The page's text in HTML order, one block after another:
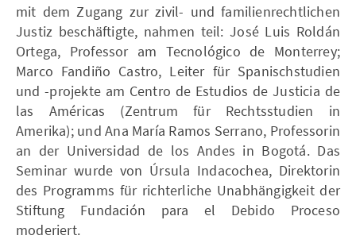
mit dem Zugang zur zivil- und familienrechtlichen
Justiz beschäftigte, nahmen teil: José Luis Roldán
Ortega, Professor am Tecnológico de Monterrey;
Marco Fandiño Castro, Leiter für Spanischstudien
und -projekte am Centro de Estudios de Justicia de
las Américas (Zentrum für Rechtsstudien in
Amerika); und Ana María Ramos Serrano, Professorin
an der Universidad de los Andes in Bogotá. Das
Seminar wurde von Úrsula Indacochea, Direktorin
des Programms für richterliche Unabhängigkeit der
Stiftung Fundación para el Debido Proceso
moderiert.